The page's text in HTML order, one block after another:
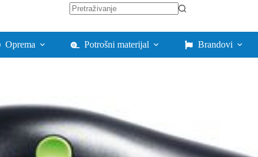
rezultata.
Oprema Potrošni materijal Brandovi